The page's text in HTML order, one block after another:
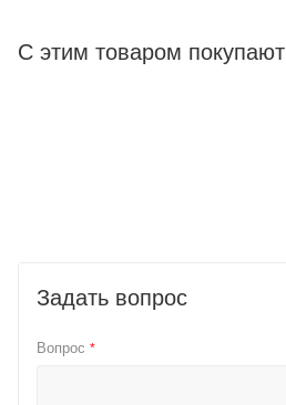
С этим товаром покупают
Задать вопрос
Вопрос *